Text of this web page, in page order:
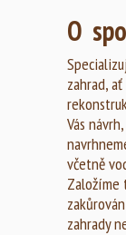
O
zahrad,
Vás
včetně
Založíme
zahrady